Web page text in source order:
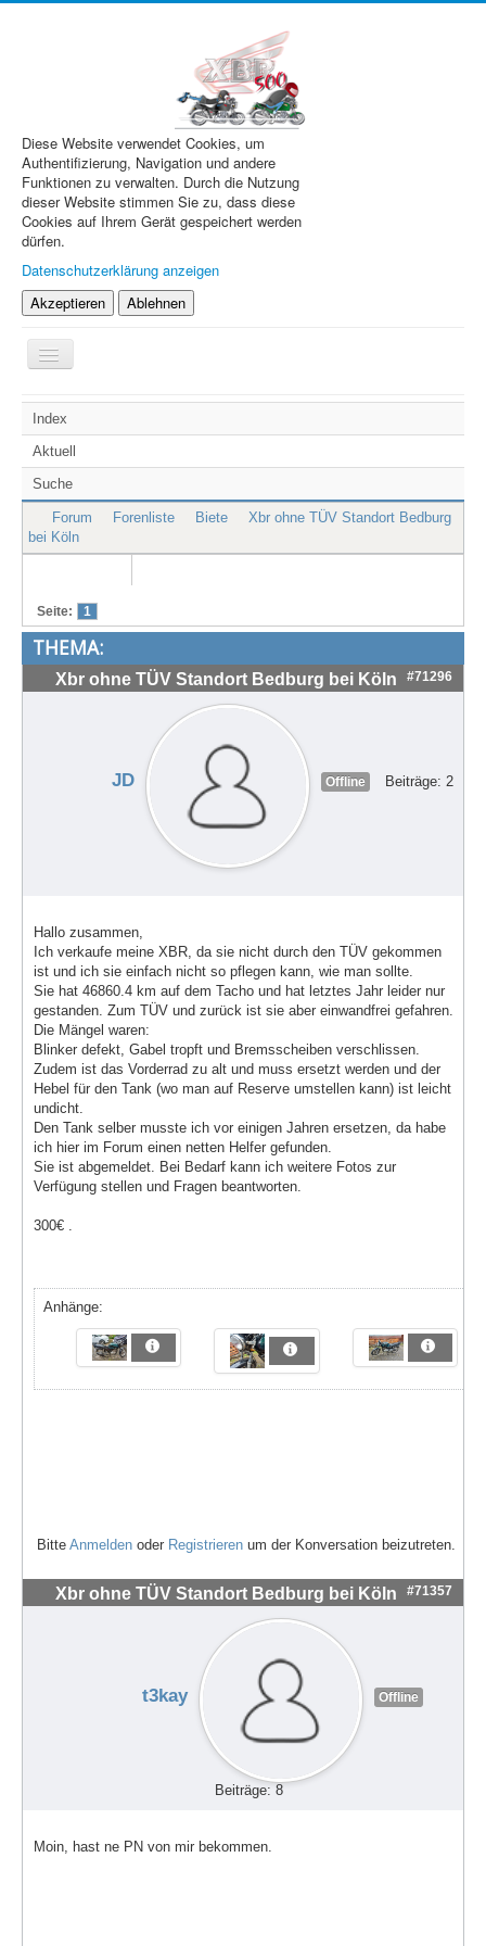
Diese Website verwendet Cookies, um
Authentifizierung, Navigation und andere
Funktionen zu verwalten. Durch die Nutzung
dieser Website stimmen Sie zu, dass diese
Cookies auf Ihrem Gerät gespeichert werden
dürfen.
Datenschutzerklärung anzeigen
Akzeptieren
Ablehnen
Navigation
an/aus
XBR.de
Technik
Forum
Treffen & Touren
Cafe-Ecke
Index
Aktuell
Suche
Forum Forenliste Biete
Xbr ohne TÜV Standort Bedburg
bei Köln
Seite: 1
THEMA:
Xbr ohne TÜV Standort Bedburg bei Köln #71296
JD Offline Beiträge: 2
Hallo zusammen,
Ich verkaufe meine XBR, da sie nicht durch den TÜV gekommen
ist und ich sie einfach nicht so pflegen kann, wie man sollte.
Sie hat 46860.4 km auf dem Tacho und hat letztes Jahr leider nur
gestanden. Zum TÜV und zurück ist sie aber einwandfrei gefahren.
Die Mängel waren:
Blinker defekt, Gabel tropft und Bremsscheiben verschlissen.
Zudem ist das Vorderrad zu alt und muss ersetzt werden und der
Hebel für den Tank (wo man auf Reserve umstellen kann) ist leicht
undicht.
Den Tank selber musste ich vor einigen Jahren ersetzen, da habe
ich hier im Forum einen netten Helfer gefunden.
Sie ist abgemeldet. Bei Bedarf kann ich weitere Fotos zur
Verfügung stellen und Fragen beantworten.
300€ .
Anhänge:
Bitte Anmelden oder Registrieren um der Konversation beizutreten.
Xbr ohne TÜV Standort Bedburg bei Köln #71357
t3kay Offline
Beiträge: 8
Moin, hast ne PN von mir bekommen.